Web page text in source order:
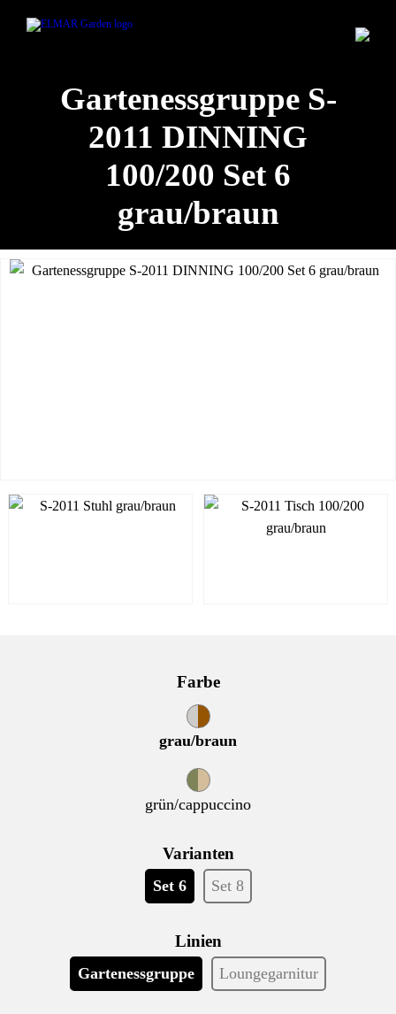
Gartenessgruppe S-
2011 DINNING
100/200 Set 6
grau/braun
Farbe
grau/braun
grün/cappuccino
Varianten
Set 6 Set 8
Linien
Gartenessgruppe Loungegarnitur